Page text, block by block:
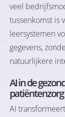
veel
tussenkomst is
leersystemen
gegevens,
natuurlijkere
AI in de
patiëntenzorg
AI